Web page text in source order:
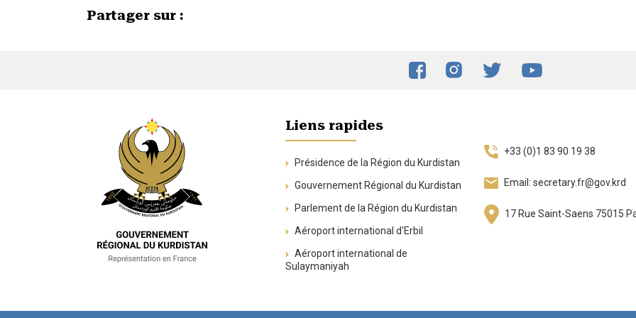
Partager sur :
Liens rapides
Présidence de la Région du Kurdistan
Gouvernement Régional du Kurdistan
Parlement de la Région du Kurdistan
Aéroport international d'Erbil
Aéroport international de
Sulaymaniyah
+33 (0)1 83 90 19 38
Email: secretary.fr@gov.krd
17 Rue Saint-Saens 75015